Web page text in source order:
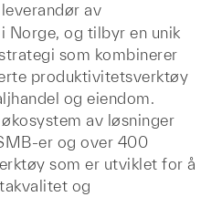
av
Norge, og tilbyr en unik
som kombinerer
produktivitetsverktøy
og eiendom.
av løsninger
er og over 400
som er utviklet for å
og